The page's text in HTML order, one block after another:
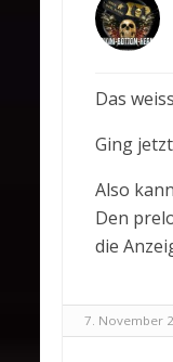
Das
Ging
Also
Den
die
7. November